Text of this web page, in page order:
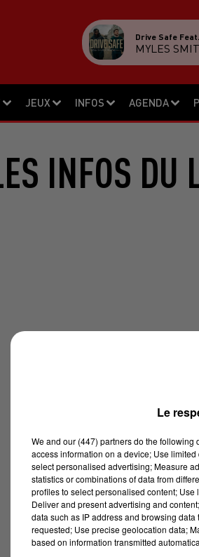
JEUX INFOS AGENDA
Drive Safe
MYLES
INFOS
Le
We and our (447) partnersdo the following
access information on a device; Use
select personalised advertising; Measure
statistics or combinations of data from
profiles to select personalised content;
Deliver and present advertising and
data such as IP address and browsing
requested; Use precise geolocation data;
based on information transmitted